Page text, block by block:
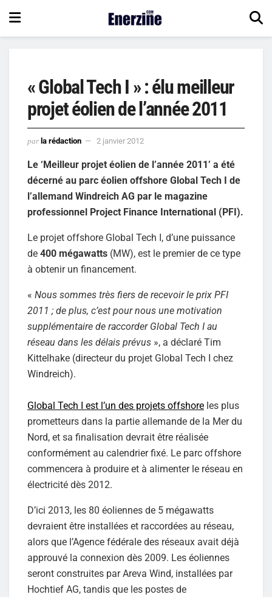
« Global Tech I » : élu meilleur
projet éolien de l’année 2011
par la rédaction 2 janvier 2012
Le ‘Meilleur projet éolien de l’année 2011’ a été
décerné au parc éolien offshore Global Tech I de
l’allemand Windreich AG par le magazine
professionnel Project Finance International (PFI).
Le projet offshore Global Tech I, d’une puissance
de 400 mégawatts (MW), est le premier de ce type
à obtenir un financement.
« Nous sommes très fiers de recevoir le prix PFI
2011 ; de plus, c’est pour nous une motivation
supplémentaire de raccorder Global Tech I au
réseau dans les délais prévus », a déclaré Tim
Kittelhake (directeur du projet Global Tech I chez
Windreich).
Global Tech I est l’un des projets offshore les plus
prometteurs dans la partie allemande de la Mer du
Nord, et sa finalisation devrait être réalisée
conformément au calendrier fixé. Le parc offshore
commencera à produire et à alimenter le réseau en
électricité dès 2012.
D’ici 2013, les 80 éoliennes de 5 mégawatts
devraient être installées et raccordées au réseau,
alors que l’Agence fédérale des réseaux avait déjà
approuvé la connexion dès 2009. Les éoliennes
seront construites par Areva Wind, installées par
Hochtief AG, tandis que les postes de